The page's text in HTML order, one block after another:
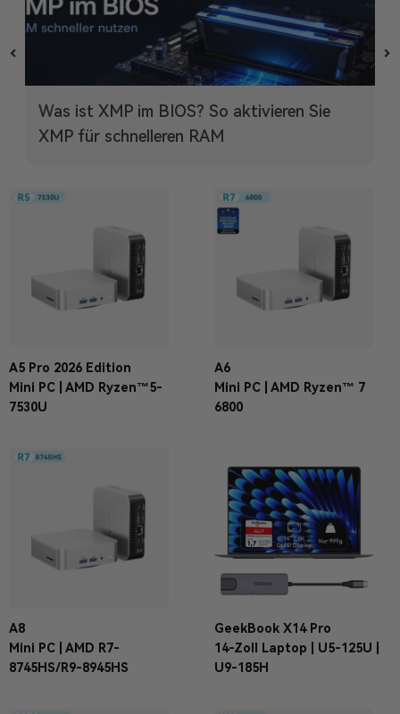
VLAN Homelab Setup: So richten Sie ein
sicheres Heimnetzwerk ein
A5 Pro 2026 Edition
Mini PC | AMD Ryzen™5-
7530U
A6
Mini PC | AMD Ryzen™ 7
6800
A8
Mini PC | AMD R7-
8745HS/R9-8945HS
GeekBook X14 Pro
14-Zoll Laptop | U5-125U |
U9-185H